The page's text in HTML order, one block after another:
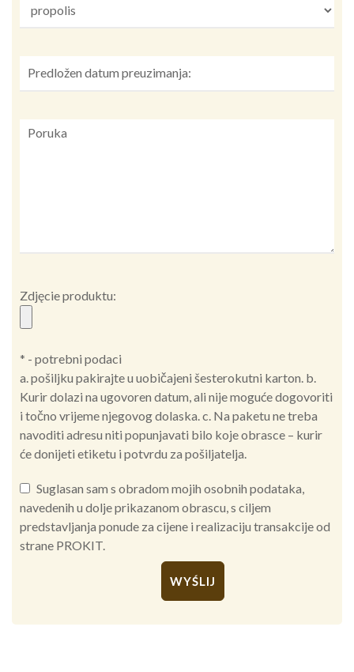
Zdjęcie produktu:
* - potrebni podaci
a. pošiljku pakirajte u uobičajeni šesterokutni karton. b.
Kurir dolazi na ugovoren datum, ali nije moguće dogovoriti
i točno vrijeme njegovog dolaska. c. Na paketu ne treba
navoditi adresu niti popunjavati bilo koje obrasce – kurir
će donijeti etiketu i potvrdu za pošiljatelja.
Suglasan sam s obradom mojih osobnih podataka,
navedenih u dolje prikazanom obrascu, s ciljem
predstavljanja ponude za cijene i realizaciju transakcije od
strane PROKIT.
Alternative: